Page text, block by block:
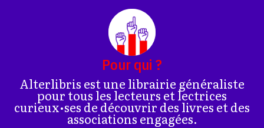
Pour qui ?
Alterlibris est une librairie généraliste
pour tous les lecteurs et lectrices
curieux•ses de découvrir des livres et des
associations engagées.